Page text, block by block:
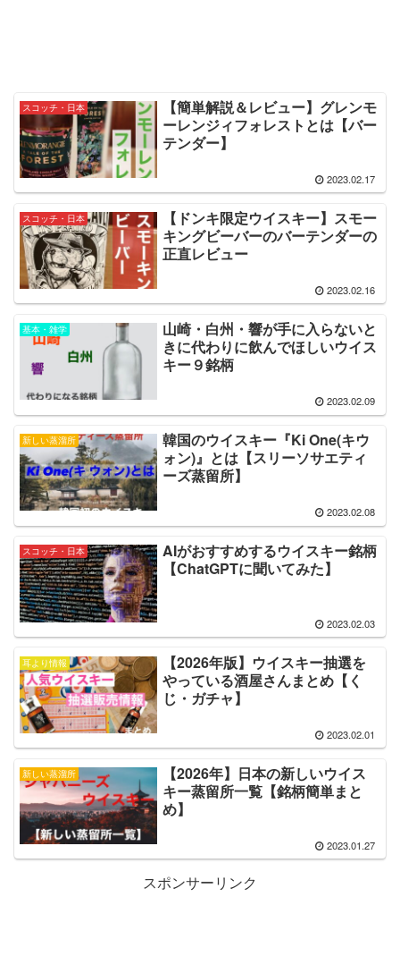
スコッチ・日本
【簡単解説＆レビュー】グレンモ
ーレンジィフォレストとは【バー
テンダー】
2023.02.17
スコッチ・日本
【ドンキ限定ウイスキー】スモー
キングビーバーのバーテンダーの
正直レビュー
2023.02.16
基本・雑学
山崎・白州・響が手に入らないと
きに代わりに飲んでほしいウイス
キー９銘柄
2023.02.09
新しい蒸溜所
韓国のウイスキー『Ki One(キウ
ォン)』とは【スリーソサエティ
ーズ蒸留所】
2023.02.08
スコッチ・日本
AIがおすすめするウイスキー銘柄
【ChatGPTに聞いてみた】
2023.02.03
耳より情報
【2026年版】ウイスキー抽選を
やっている酒屋さんまとめ【く
じ・ガチャ】
2023.02.01
新しい蒸溜所
【2026年】日本の新しいウイス
キー蒸留所一覧【銘柄簡単まと
め】
2023.01.27
スポンサーリンク